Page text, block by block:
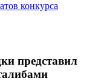
конкурса
представил